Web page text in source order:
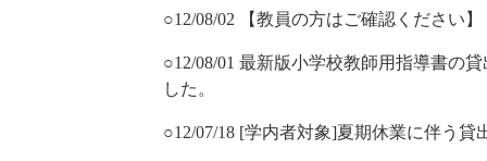
○12/08/02 【教員の方はご確認ください
○12/08/01 最新版小学校教師用指導書の
した。
○12/07/18 [学内者対象]夏期休業に伴う